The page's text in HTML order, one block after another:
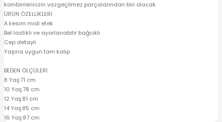
kombinlerinizin vazgeçilmez parçalarından biri olacak.
ÜRÜN ÖZELLİKLERİ:
A kesim midi etek
Bel lastikli ve ayarlanabilir bağcıklı
Cep detaylı
Yaşına uygun tam kalıp
BEDEN ÖLÇÜLERİ:
8 Yaş:71 cm
10 Yaş:78 cm
12 Yaş:81 cm
14 Yaş:85 cm
16 Yaş:87 cm
Alt